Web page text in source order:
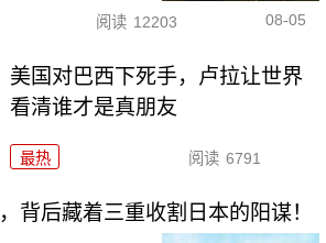
阅读 12203 08-05
美国对巴西下死手，卢拉让世界
看清谁才是真朋友
最热 阅读 6791
背后藏着三重收割日本的阳谋！